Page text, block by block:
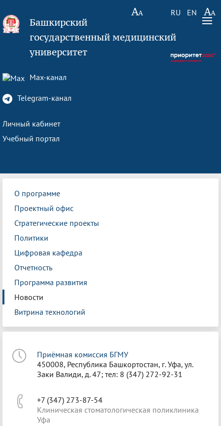
RU EN
Башкирский
государственный медицинский
университет
Max-канал
Telegram-канал
Личный кабинет
Учебный портал
О программе
Проектный офис
Стратегические проекты
Политики
Цифровая кафедра
Отчетность
Программа развития
Новости
Витрина технологий
Приёмная комиссия БГМУ
450008, Республика Башкортостан, г. Уфа, ул.
Заки Валиди, д. 47; тел: 8 (347) 272-92-31
+7 (347) 273-87-54
Клиническая стоматологическая поликлиника
Уфа